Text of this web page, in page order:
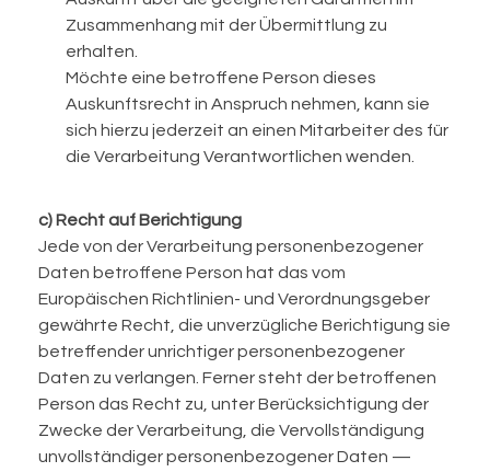
Zusammenhang mit der Übermittlung zu
erhalten.
Möchte eine betroffene Person dieses
Auskunftsrecht in Anspruch nehmen, kann sie
sich hierzu jederzeit an einen Mitarbeiter des für
die Verarbeitung Verantwortlichen wenden.
c) Recht auf Berichtigung
Jede von der Verarbeitung personenbezogener
Daten betroffene Person hat das vom
Europäischen Richtlinien- und Verordnungsgeber
gewährte Recht, die unverzügliche Berichtigung sie
betreffender unrichtiger personenbezogener
Daten zu verlangen. Ferner steht der betroffenen
Person das Recht zu, unter Berücksichtigung der
Zwecke der Verarbeitung, die Vervollständigung
unvollständiger personenbezogener Daten —